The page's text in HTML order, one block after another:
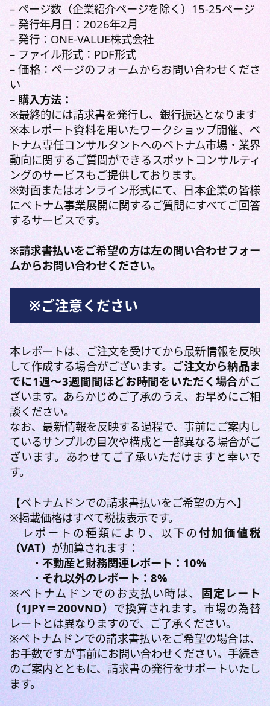
– ページ数（企業紹介ページを除く）15-25ページ
– 発行年月日：2026年2月
– 発行：ONE-VALUE株式会社
– ファイル形式：PDF形式
– 価格：ページのフォームからお問い合わせくださ
い
– 購入方法：
※最終的には請求書を発行し、銀行振込となります
※本レポート資料を用いたワークショップ開催、ベ
トナム専任コンサルタントへのベトナム市場・業界
動向に関するご質問ができるスポットコンサルティ
ングのサービスもご提供しております。
※対面またはオンライン形式にて、日本企業の皆様
にベトナム事業展開に関するご質問にすべてご回答
するサービスです。
※請求書払いをご希望の方は左の問い合わせフォー
ムからお問い合わせください。
※ご注意ください
本レポートは、ご注文を受けてから最新情報を反映
して作成する場合がございます。 ご注文から納品ま
でに1週～3週間間ほどお時間をいただく場合がご
ざいます。あらかじめご了承のうえ、お早めにご相
談ください。
なお、最新情報を反映する過程で、事前にご案内し
ているサンプルの目次や構成と一部異なる場合がご
ざいます。あわせてご了承いただけますと幸いで
す。
【ベトナムドンでの請求書払いをご希望の方へ】
※掲載価格はすべて税抜表示です。
レポートの種類により、以下の付加価値税
（VAT）が加算されます：
・不動産と財務関連レポート：10%
・それ以外のレポート：8%
※ベトナムドンでのお支払い時は、 固定レート
（1JPY＝200VND） で換算されます。市場の為替
レートとは異なりますので、ご了承ください。
※ベトナムドンでの請求書払いをご希望の場合は、
お手数ですが事前にお問い合わせください。手続き
のご案内とともに、請求書の発行をサポートいたし
ます。